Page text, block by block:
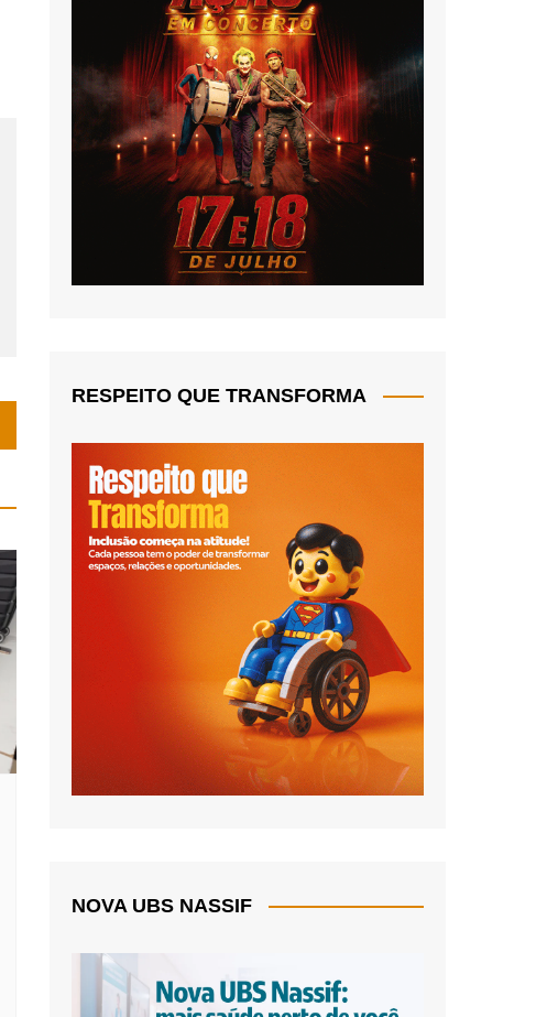
RESPEITO QUE TRANSFORMA
NOVA UBS NASSIF